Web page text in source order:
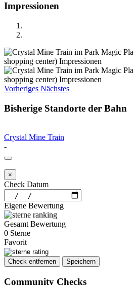
Impressionen
Vorheriges Nächstes
Bisherige Standorte der Bahn
Crystal Mine Train
-
×
Check Datum
Eigene Bewertung
Gesamt Bewertung
0 Sterne
Favorit
Check entfernen Speichern
Community Checks